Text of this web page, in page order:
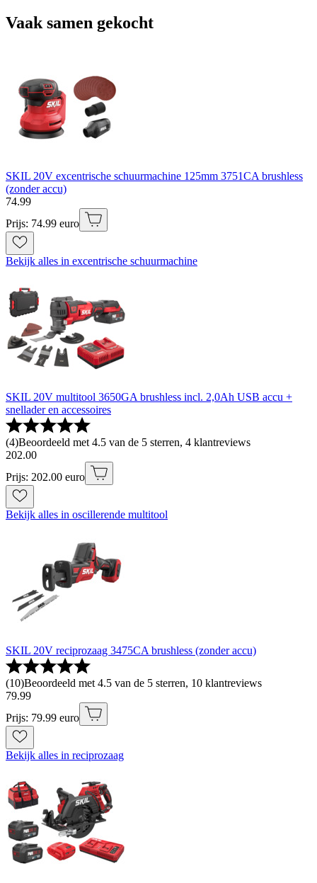
Vaak samen gekocht
SKIL 20V excentrische schuurmachine 125mm 3751CA brushless
(zonder accu)
74.99
Prijs: 74.99 euro
Bekijk alles in excentrische schuurmachine
SKIL 20V multitool 3650GA brushless incl. 2,0Ah USB accu +
snellader en accessoires
(4)Beoordeeld met 4.5 van de 5 sterren, 4 klantreviews
202.00
Prijs: 202.00 euro
Bekijk alles in oscillerende multitool
SKIL 20V reciprozaag 3475CA brushless (zonder accu)
(10)Beoordeeld met 4.5 van de 5 sterren, 10 klantreviews
79.99
Prijs: 79.99 euro
Bekijk alles in reciprozaag